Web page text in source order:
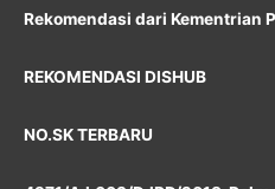
Rekomendasi dari Kementrian
REKOMENDASI DISHUB
NO.SK TERBARU